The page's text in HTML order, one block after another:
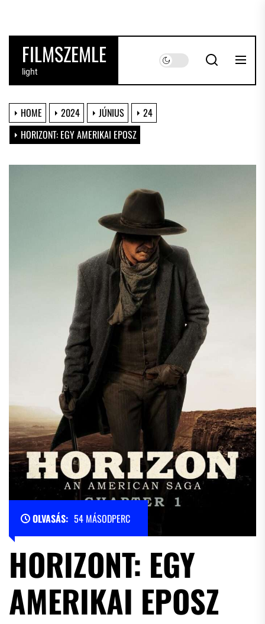
the
contentFILMSZEMLE
light
HOME 2024 JÚNIUS
24
HORIZONT: EGY AMERIKAI EPOSZ
OLVASÁS: 54 MÁSODPERC
HORIZONT: EGY
AMERIKAI EPOSZ